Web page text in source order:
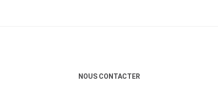
NOUS CONTACTER